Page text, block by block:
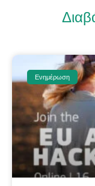
Ενημέρωση